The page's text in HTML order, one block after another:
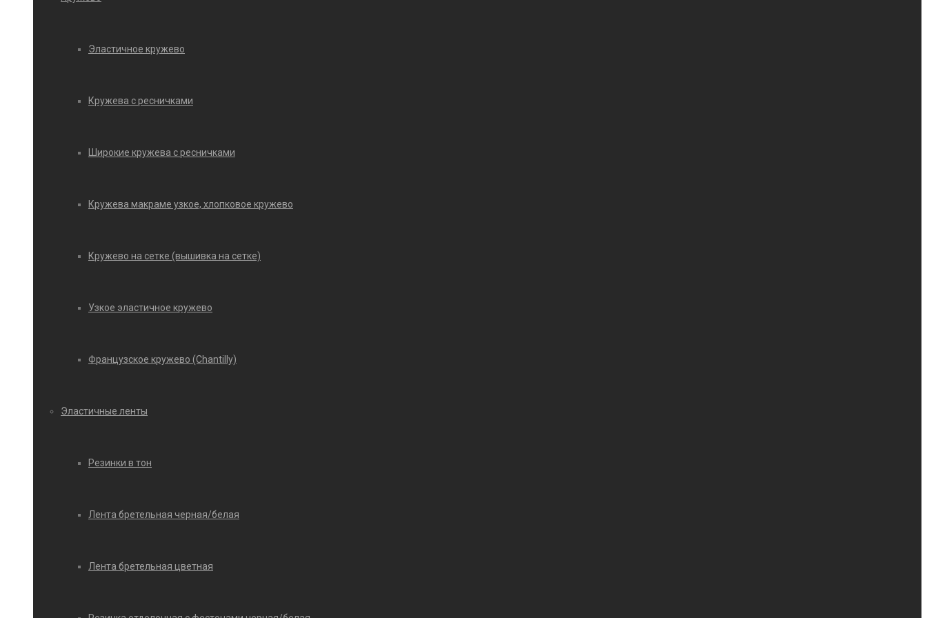
Эластичное кружево
Кружева с ресничками
Широкие кружева с ресничками
Кружева макраме узкое, хлопковое кружево
Кружево на сетке (вышивка на сетке)
Узкое эластичное кружево
Французское кружево (Chantilly)
Эластичные ленты
Резинки в тон
Лента бретельная черная/белая
Лента бретельная цветная